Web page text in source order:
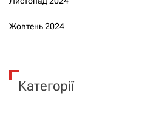
Жовтень 2024
Категорії